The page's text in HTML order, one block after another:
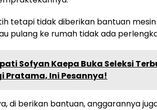
tetapi tidak diberikan bantuan
pulang ke rumah tidak ada
Sofyan Kaepa Buka Seleksi
Pratama, Ini Pesannya!
di berikan bantuan, anggarannya